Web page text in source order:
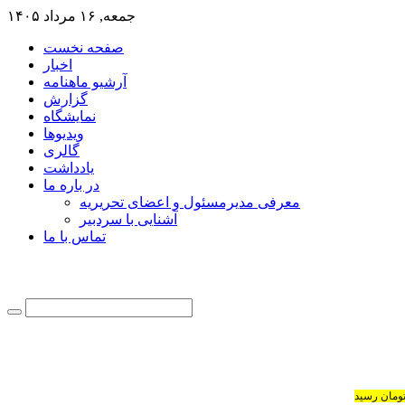
جمعه, ۱۶ مرداد ۱۴۰۵
صفحه نخست
اخبار
آرشیو ماهنامه
گزارش
نمایشگاه
ویدیوها
گالری
یادداشت
در باره ما
معرفی مدیرمسئول و اعضای تحریریه
آشنایی با سردبیر
تماس با ما